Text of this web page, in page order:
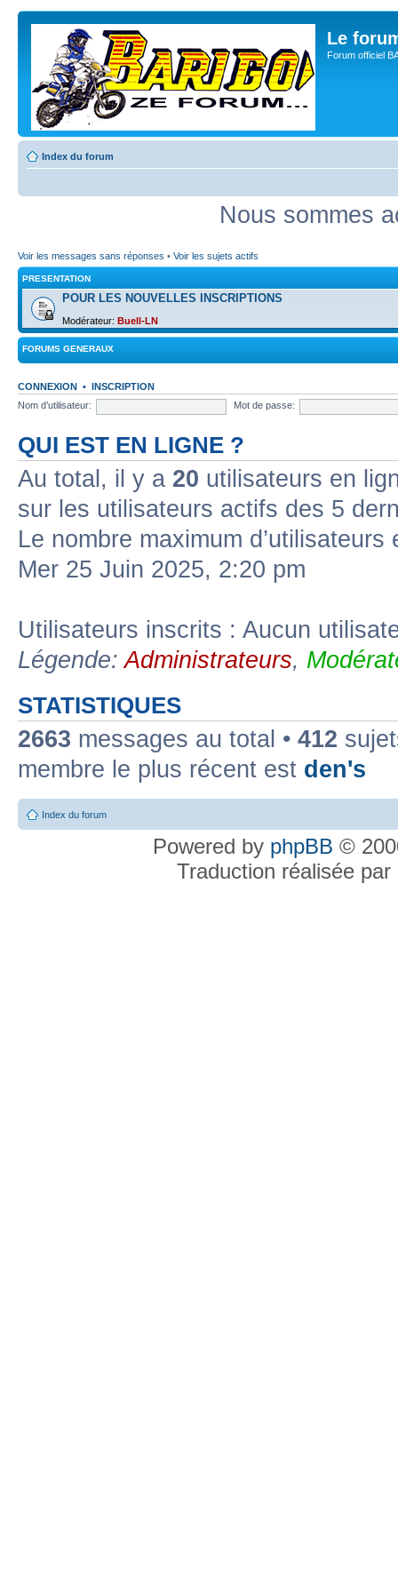
Le
Forum officiel
Index du forum
Nous sommes
Voir les messages sans réponses • Voir les sujets actifs
PRESENTATION
POUR LES NOUVELLES INSCRIPTIONS
Modérateur: Buell-LN
FORUMS GENERAUX
CONNEXION • INSCRIPTION
Nom d’utilisateur:
Mot de passe:
QUI EST EN LIGNE ?
Au total, il y a 20 utilisateurs en
sur les utilisateurs actifs des 5
Le nombre maximum
Mer 25 Juin 2025, 2:20 pm
Utilisateurs inscrits : Aucun
Légende:Administrateurs,
STATISTIQUES
2663 messages au total • 412
membre le plus récent est den's
Index du forum
Powered by phpBB ©
Traduction réalisée par